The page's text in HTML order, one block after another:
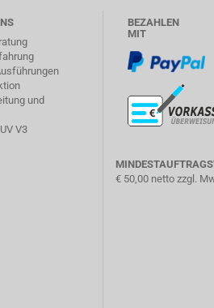
und
V3
BEZAHLEN
MIT
€ 50,00 netto zzgl.